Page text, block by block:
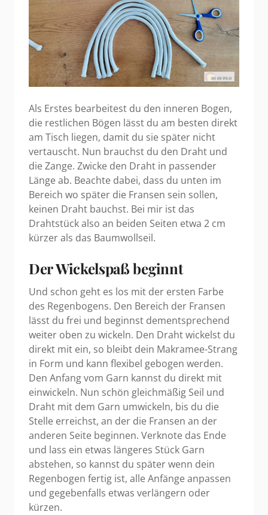
Als Erstes bearbeitest du den inneren Bogen,
die restlichen Bögen lässt du am besten direkt
am Tisch liegen, damit du sie später nicht
vertauscht. Nun brauchst du den Draht und
die Zange. Zwicke den Draht in passender
Länge ab. Beachte dabei, dass du unten im
Bereich wo später die Fransen sein sollen,
keinen Draht bauchst. Bei mir ist das
Drahtstück also an beiden Seiten etwa 2 cm
kürzer als das Baumwollseil.
Der Wickelspaß beginnt
Und schon geht es los mit der ersten Farbe
des Regenbogens. Den Bereich der Fransen
lässt du frei und beginnst dementsprechend
weiter oben zu wickeln. Den Draht wickelst du
direkt mit ein, so bleibt dein Makramee-Strang
in Form und kann flexibel gebogen werden.
Den Anfang vom Garn kannst du direkt mit
einwickeln. Nun schön gleichmäßig Seil und
Draht mit dem Garn umwickeln, bis du die
Stelle erreichst, an der die Fransen an der
anderen Seite beginnen. Verknote das Ende
und lass ein etwas längeres Stück Garn
abstehen, so kannst du später wenn dein
Regenbogen fertig ist, alle Anfänge anpassen
und gegebenfalls etwas verlängern oder
kürzen.